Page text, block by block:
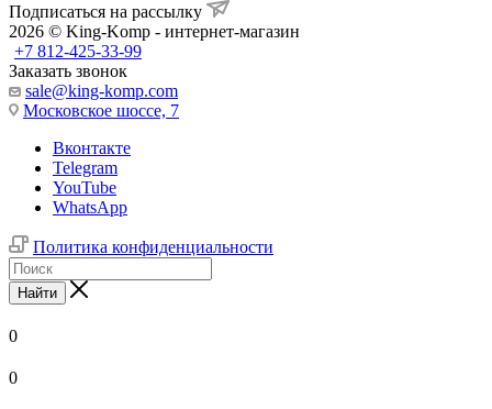
Подписаться на рассылку
2026 © King-Komp - интернет-магазин
+7 812-425-33-99
Заказать звонок
sale@king-komp.com
Московское шоссе, 7
Вконтакте
Telegram
YouTube
WhatsApp
Политика конфиденциальности
Найти
0
0